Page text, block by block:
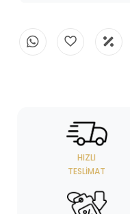
HIZLI
TESLIMAT